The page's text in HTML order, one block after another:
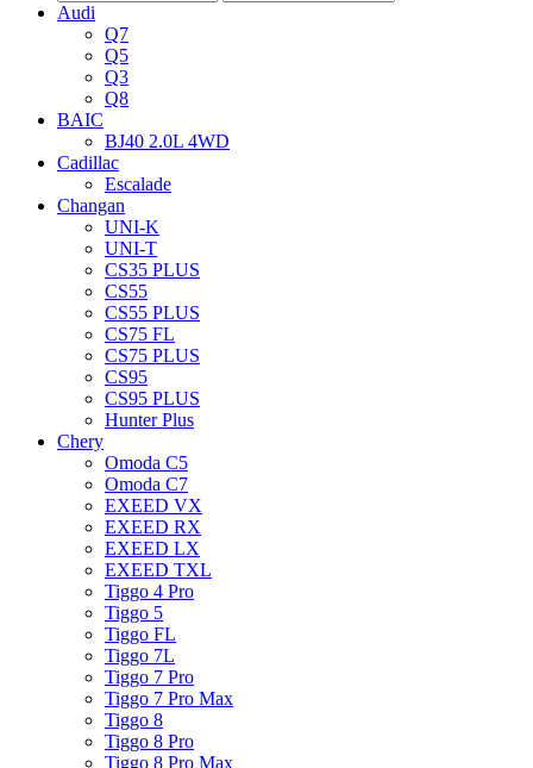
Audi
Q7
Q5
Q3
Q8
BAIC
BJ40 2.0L 4WD
Cadillac
Escalade
Changan
UNI-K
UNI-T
CS35 PLUS
CS55
CS55 PLUS
CS75 FL
CS75 PLUS
CS95
CS95 PLUS
Hunter Plus
Chery
Omoda C5
Omoda C7
EXEED VX
EXEED RX
EXEED LX
EXEED TXL
Tiggo 4 Pro
Tiggo 5
Tiggo FL
Tiggo 7L
Tiggo 7 Pro
Tiggo 7 Pro Max
Tiggo 8
Tiggo 8 Pro
Tiggo 8 Pro Max